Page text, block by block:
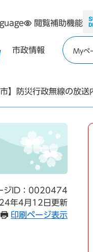
閲覧補助機能
市政情報 Myペ
市】防災行政無線の放送
ジID：0020474
年4月12日更新
印刷ページ表示